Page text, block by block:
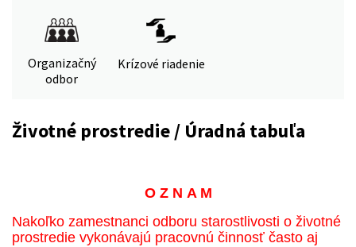
Organizačný
odbor
Krízové riadenie
Životné prostredie / Úradná tabuľa
O Z N A M
Nakoľko zamestnanci odboru starostlivosti o životné
prostredie vykonávajú pracovnú činnosť často aj